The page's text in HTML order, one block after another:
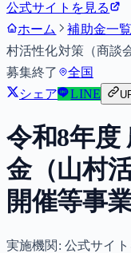
公式サイトを見る
ホーム
補助金一覧
村活性化対策（商談
募集終了
全国
シェア
LINE
令和8年度
金（山村
開催等事
実施機関: 公式サイ